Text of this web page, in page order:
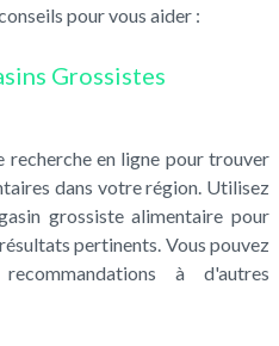
pour vous aider :
Grossistes
recherche en ligne pour trouver
dans votre région. Utilisez
grossiste alimentaire pour
pertinents. Vous pouvez
à d'autres